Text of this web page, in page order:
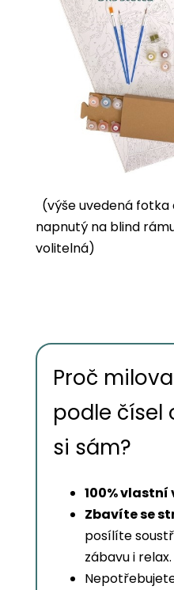
(výše uvedená fotka
napnutý na blind
volitelná)
Proč
podle čísel
si sám?
100% vlastní
Zbavíte se
posílíte
zábavu i relax.